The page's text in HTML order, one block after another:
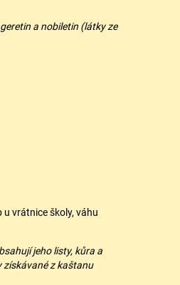
a nobiletin (látky ze
vrátnice školy, váhu
jeho listy, kůra a
získávané z kaštanu